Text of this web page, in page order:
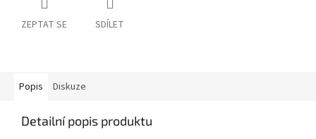
ZEPTAT SE SDÍLET
Popis Diskuze
Detailní popis produktu